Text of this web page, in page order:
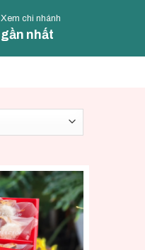
Xem chi nhánh
gần nhất